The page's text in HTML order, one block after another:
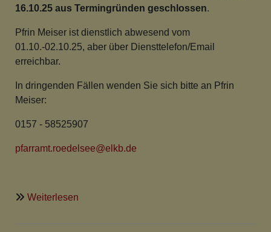
16.10.25 aus Termingründen geschlossen.
Pfrin Meiser ist dienstlich abwesend vom
01.10.-02.10.25, aber über Diensttelefon/Email
erreichbar.
In dringenden Fällen wenden Sie sich bitte an Pfrin
Meiser:
0157 - 58525907
pfarramt.roedelsee@elkb.de
Weiterlesen